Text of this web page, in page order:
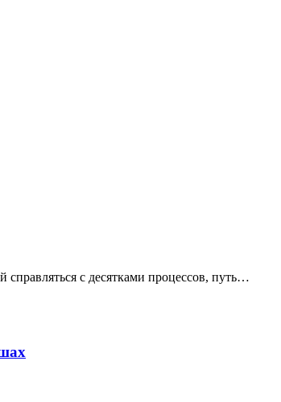
справляться с десятками процессов, путь…